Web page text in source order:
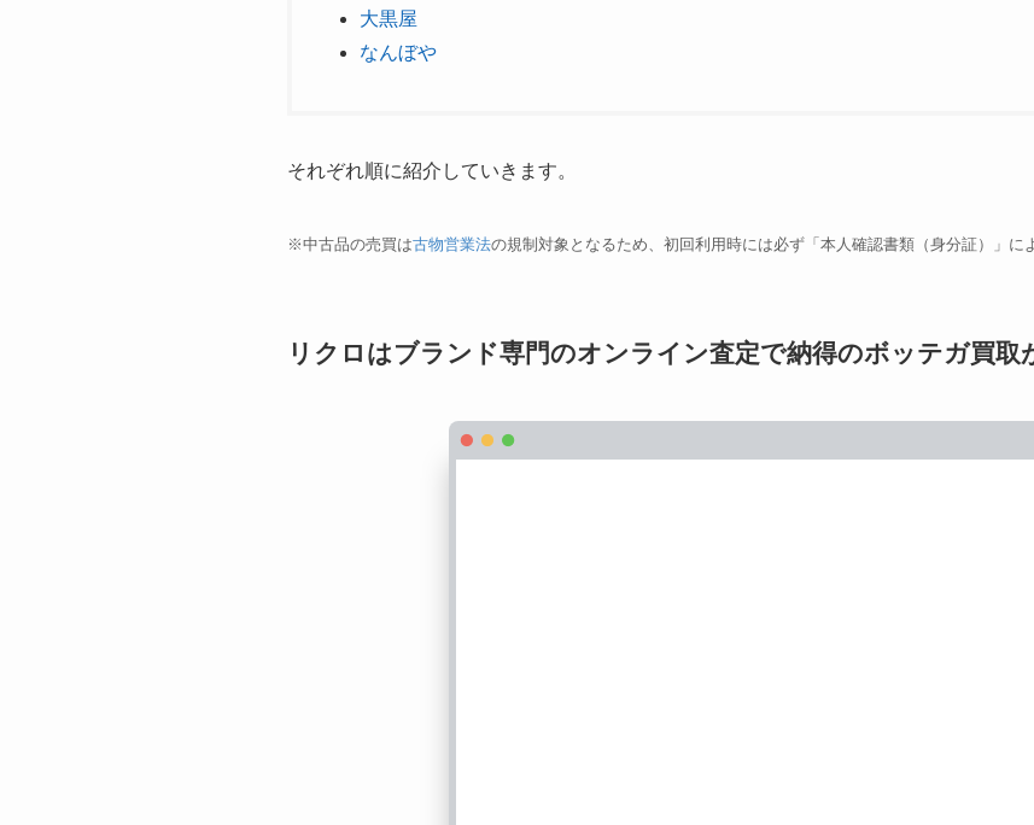
大黒屋
なんぼや
それぞれ順に紹介していきます。
※中古品の売買は古物営業法の規制対象となるため、初回利用時には必ず「本人確認書類（身分証）」に
リクロはブランド専門のオンライン査定で納得のボッテガ買取